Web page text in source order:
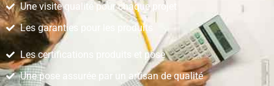
Une visite qualité pour chaque projet
Les garanties pour les produits
Les certifications produits et pose
Une pose assurée par un artisan de qualité